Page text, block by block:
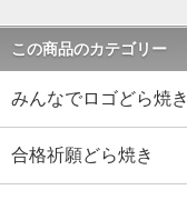
この商品のカテゴリー
みんなでロゴどら焼き
合格祈願どら焼き